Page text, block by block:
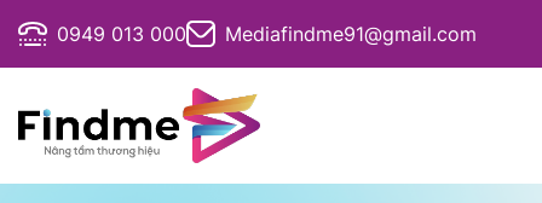
qua
nội
dung
0949 013 000 Mediafindme91@gmail.com